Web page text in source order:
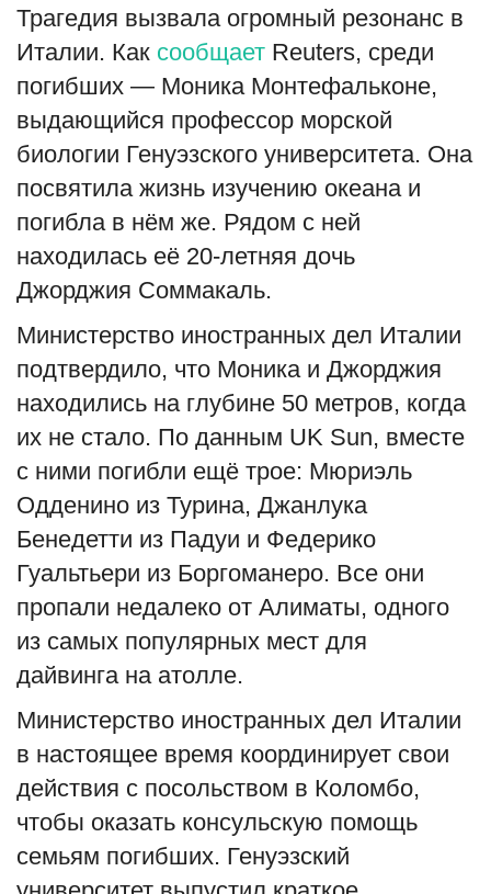
Трагедия вызвала огромный резонанс в
Италии. Как сообщает Reuters, среди
погибших — Моника Монтефальконе,
выдающийся профессор морской
биологии Генуэзского университета. Она
посвятила жизнь изучению океана и
погибла в нём же. Рядом с ней
находилась её 20-летняя дочь
Джорджия Соммакаль.
Министерство иностранных дел Италии
подтвердило, что Моника и Джорджия
находились на глубине 50 метров, когда
их не стало. По данным UK Sun, вместе
с ними погибли ещё трое: Мюриэль
Одденино из Турина, Джанлука
Бенедетти из Падуи и Федерико
Гуальтьери из Боргоманеро. Все они
пропали недалеко от Алиматы, одного
из самых популярных мест для
дайвинга на атолле.
Министерство иностранных дел Италии
в настоящее время координирует свои
действия с посольством в Коломбо,
чтобы оказать консульскую помощь
семьям погибших. Генуэзский